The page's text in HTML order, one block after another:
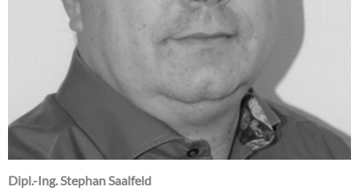
Dipl.-Ing. Stephan Saalfeld